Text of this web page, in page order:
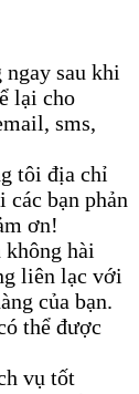
sau khi
lại cho
sms,
tôi địa chỉ
bạn phản
ơn!
hài
liên lạc với
của bạn.
thể được
vụ tốt